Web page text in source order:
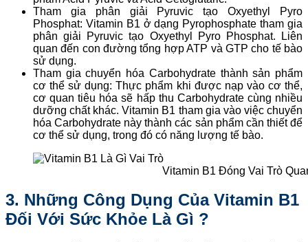
Tham gia phân giải Pyruvic tạo Oxyethyl Pyro
Phosphat: Vitamin B1 ở dạng Pyrophosphate tham gia
phân giải Pyruvic tạo Oxyethyl Pyro Phosphat. Liên
quan đến con đường tổng hợp ATP và GTP cho tế bào
sử dụng.
Tham gia chuyển hóa Carbohydrate thành sản phẩm
cơ thể sử dụng: Thực phẩm khi được nạp vào cơ thể,
cơ quan tiêu hóa sẽ hấp thu Carbohydrate cùng nhiều
dưỡng chất khác. Vitamin B1 tham gia vào việc chuyển
hóa Carbohydrate này thành các sản phẩm cần thiết để
cơ thể sử dụng, trong đó có năng lượng tế bào.
Vitamin B1 Đóng Vai Trò
3. Những Công Dụng Của Vitamin B1
Đối Với Sức Khỏe Là Gì ?